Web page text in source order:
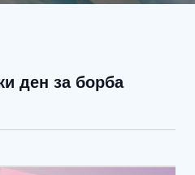
ден за борба